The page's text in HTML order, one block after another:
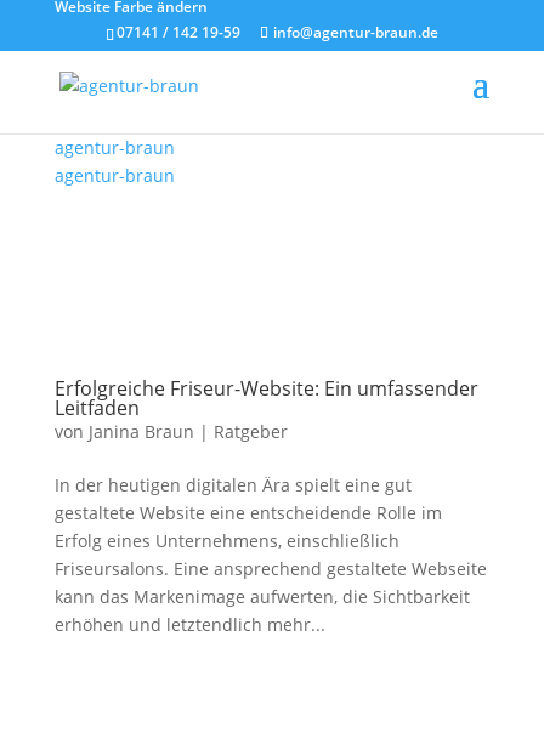
Website Farbe ändern
07141 / 142 19-59
info@agentur-braun.de
agentur-braun
agentur-braun
Erfolgreiche Friseur-Website: Ein umfassender
Leitfaden
von Janina Braun | Ratgeber
In der heutigen digitalen Ära spielt eine gut
gestaltete Website eine entscheidende Rolle im
Erfolg eines Unternehmens, einschließlich
Friseursalons. Eine ansprechend gestaltete Webseite
kann das Markenimage aufwerten, die Sichtbarkeit
erhöhen und letztendlich mehr...